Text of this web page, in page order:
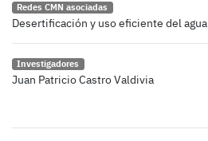
Redes CMN asociadas
Desertificación y uso eficiente del agua
Investigadores
Juan Patricio Castro Valdivia